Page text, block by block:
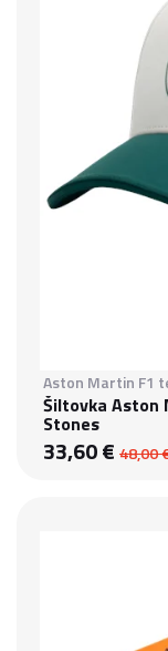
Aston Martin F1
Šiltovka Aston
Stones
33,60 € 48,00